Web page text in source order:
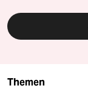
Themen